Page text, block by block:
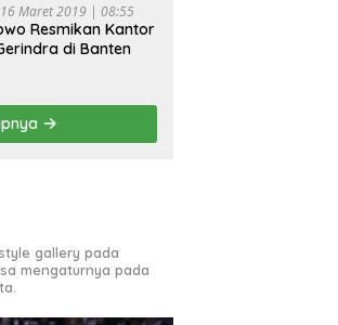
Maret 2019 | 08:55
Resmikan Kantor
di Banten
gallery pada
mengaturnya pada